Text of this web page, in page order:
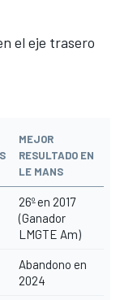
el eje trasero
MEJOR
RESULTADO EN
LE MANS
26º en 2017
(Ganador
LMGTE Am)
Abandono en
2024